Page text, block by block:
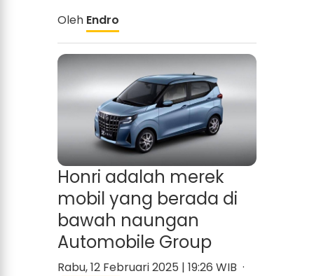
Oleh Endro
Honri adalah merek
mobil yang berada di
bawah naungan
Automobile Group
Rabu, 12 Februari 2025 | 19:26 WIB ·